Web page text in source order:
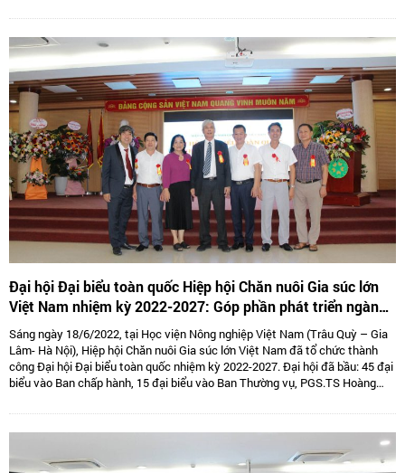
Chủ tịch kiêm Tổng thư kí và 05 Phó Chủ tịch là: TS Tống Xuân Chinh,
PGS.TS Sử Thanh Long, bà Tô Tuệ Lang, ông Đặng Thái Nhị, ông Hà Văn An.
Đại hội Đại biểu toàn quốc Hiệp hội Chăn nuôi Gia súc lớn
Việt Nam nhiệm kỳ 2022-2027: Góp phần phát triển ngành
Chăn nuôi gia súc lớn Việt Nam bền vững
Sáng ngày 18/6/2022, tại Học viện Nông nghiệp Việt Nam (Trâu Quỳ – Gia
Lâm- Hà Nội), Hiệp hội Chăn nuôi Gia súc lớn Việt Nam đã tổ chức thành
công Đại hội Đại biểu toàn quốc nhiệm kỳ 2022-2027. Đại hội đã bầu: 45 đại
biểu vào Ban chấp hành, 15 đại biểu vào Ban Thường vụ, PGS.TS Hoàng
Chủ tịch kiêm Tổng thư kí và 05 Phó Chủ tịch là: TS Tống Xuân Chinh,
PGS.TS Sử Thanh Long, bà Tô Tuệ Lang, ông Đặng Thái Nhị, ông Hà Văn An.